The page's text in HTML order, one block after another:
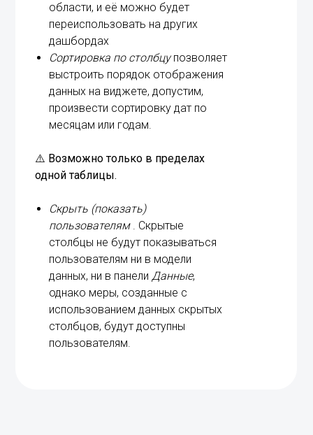
области, и её можно будет
переиспользовать на других
дашбордах
Сортировка по столбцупозволяет
выстроить порядок отображения
данных на виджете, допустим,
произвести сортировку дат по
месяцам или годам.
⚠️ Возможно только в пределах
одной таблицы.
Скрыть (показать)
пользователям. Скрытые
столбцы не будут показываться
пользователям ни в модели
данных, ни в панели Данные,
однако меры, созданные с
использованием данных скрытых
столбцов, будут доступны
пользователям.